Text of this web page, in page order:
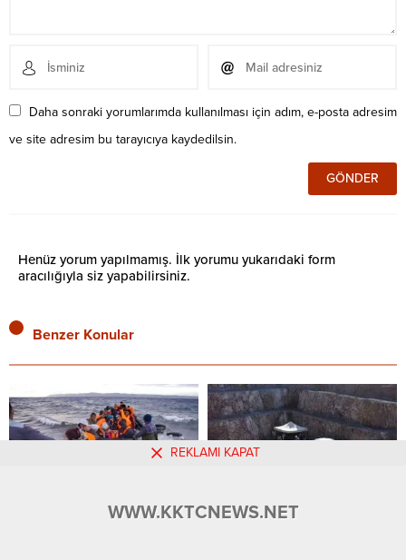
Daha sonraki yorumlarımda kullanılması için adım, e-posta adresim
ve site adresim bu tarayıcıya kaydedilsin.
Henüz yorum yapılmamış. İlk yorumu yukarıdaki form
aracılığıyla siz yapabilirsiniz.
Benzer Konular
36 Göçmen Sınırdışı Edilecek Gün yüzüne çıkan acı
REKLAMI KAPAT
WWW.KKTCNEWS.NET